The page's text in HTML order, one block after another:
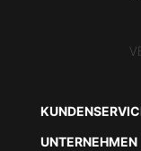
UNTERNEHMEN